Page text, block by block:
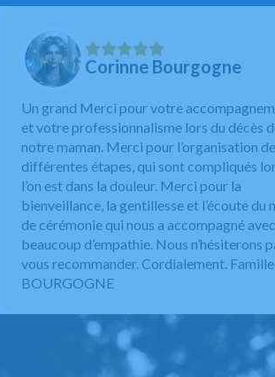
Corinne Bourgogne
Un grand Merci pour votre
et votre professionnalisme lors du décès
notre maman. Merci pour l’organisation
différentes étapes, qui sont compliqués
l’on est dans la douleur. Merci pour la
bienveillance, la gentillesse et l’écoute du
de cérémonie qui nous a accompagné avec
beaucoup d’empathie. Nous n’hésiterons
vous recommander. Cordialement. Famille
BOURGOGNE